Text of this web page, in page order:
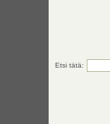
Etsi tätä: